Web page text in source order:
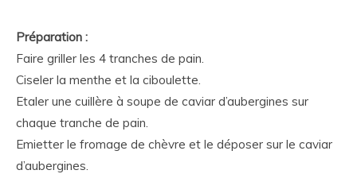
Préparation :
Faire griller les 4 tranches de pain.
Ciseler la menthe et la ciboulette.
Etaler une cuillère à soupe de caviar d’aubergines sur
chaque tranche de pain.
Emietter le fromage de chèvre et le déposer sur le caviar
d’aubergines.